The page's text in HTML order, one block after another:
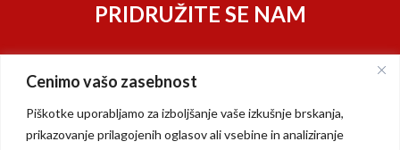
Cenimo vašo zasebnost
Piškotke uporabljamo za izboljšanje vaše izkušnje brskanja,
prikazovanje prilagojenih oglasov ali vsebine in analiziranje
PRIDRUŽITE SE NAM